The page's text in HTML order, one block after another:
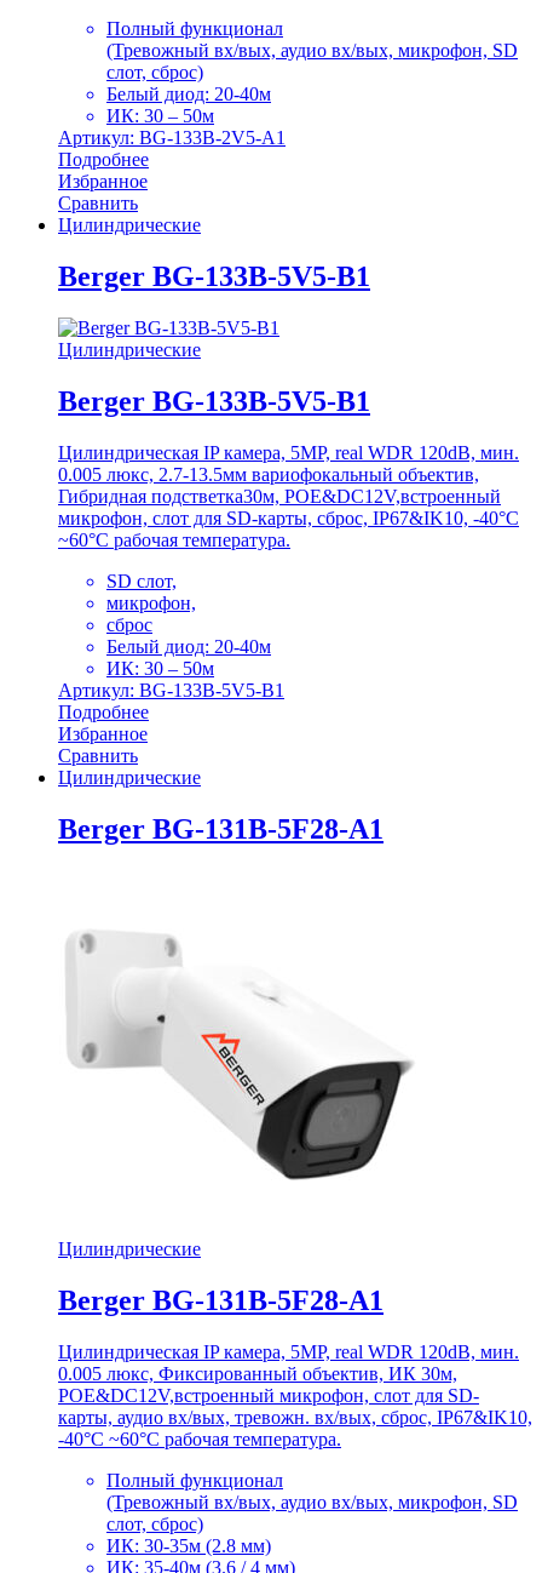
Полный функционал
(Тревожный вх/вых, аудио вх/вых, микрофон, SD
слот, сброс)
Белый диод: 20-40м
ИК: 30 – 50м
Артикул: BG-133B-2V5-A1
Подробнее
Избранное
Сравнить
Цилиндрические
Berger BG-133B-5V5-B1
Цилиндрические
Berger BG-133B-5V5-B1
Цилиндрическая IP камера, 5MP, real WDR 120dB, мин.
0.005 люкс, 2.7-13.5мм вариофокальный объектив,
Гибридная подстветка30м, POE&DC12V,встроенный
микрофон, слот для SD-карты, сброс, IP67&IK10, -40°C
~60°C рабочая температура.
SD слот,
микрофон,
сброс
Белый диод: 20-40м
ИК: 30 – 50м
Артикул: BG-133B-5V5-B1
Подробнее
Избранное
Сравнить
Цилиндрические
Berger BG-131B-5F28-A1
Цилиндрические
Berger BG-131B-5F28-A1
Цилиндрическая IP камера, 5MP, real WDR 120dB, мин.
0.005 люкс, Фиксированный объектив, ИК 30м,
POE&DC12V,встроенный микрофон, слот для SD-
карты, аудио вх/вых, тревожн. вх/вых, сброс, IP67&IK10,
-40°C ~60°C рабочая температура.
Полный функционал
(Тревожный вх/вых, аудио вх/вых, микрофон, SD
слот, сброс)
ИК: 30-35м (2.8 мм)
ИК: 35-40м (3.6 / 4 мм)